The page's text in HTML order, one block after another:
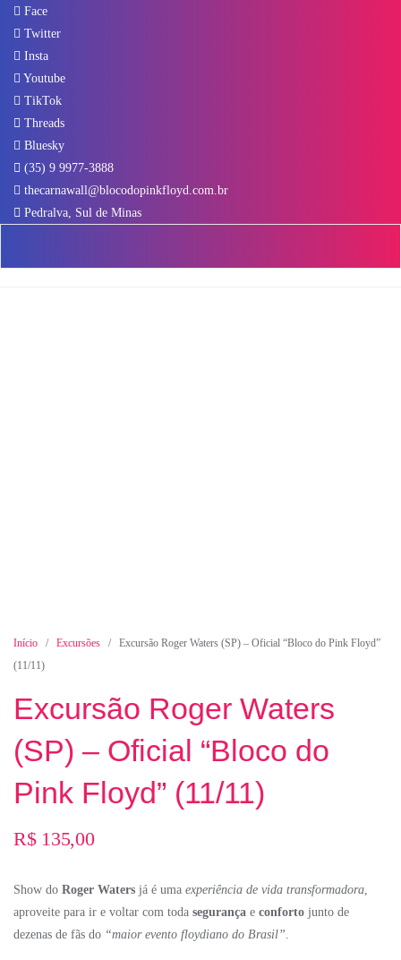
Face
Twitter
Insta
Youtube
TikTok
Threads
Bluesky
(35) 9 9977-3888
thecarnawall@blocodopinkfloyd.com.br
Pedralva, Sul de Minas
Início / Excursões / Excursão Roger Waters (SP) – Oficial “Bloco do Pink Floyd”
(11/11)
Excursão Roger Waters
(SP) – Oficial “Bloco do
Pink Floyd” (11/11)
R$135,00
Show do Roger Waters já é uma experiência de vida transformadora,
aproveite para ir e voltar com toda segurança e conforto junto de
dezenas de fãs do “maior evento floydiano do Brasil”.